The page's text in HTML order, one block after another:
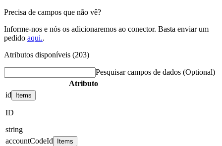
Precisa de campos que não vê?
Informe-nos e nós os adicionaremos ao conector. Basta enviar um
pedido aqui..
Atributos disponíveis (203)
Pesquisar campos de dados (Optional)
Atributo
id
Items
ID
string
accountCodeId
Items